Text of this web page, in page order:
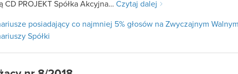
CD PROJEKT Spółka Akcyjna… Czytaj dalej
posiadający co najmniej 5% głosów na Zwyczajnym
Spółki